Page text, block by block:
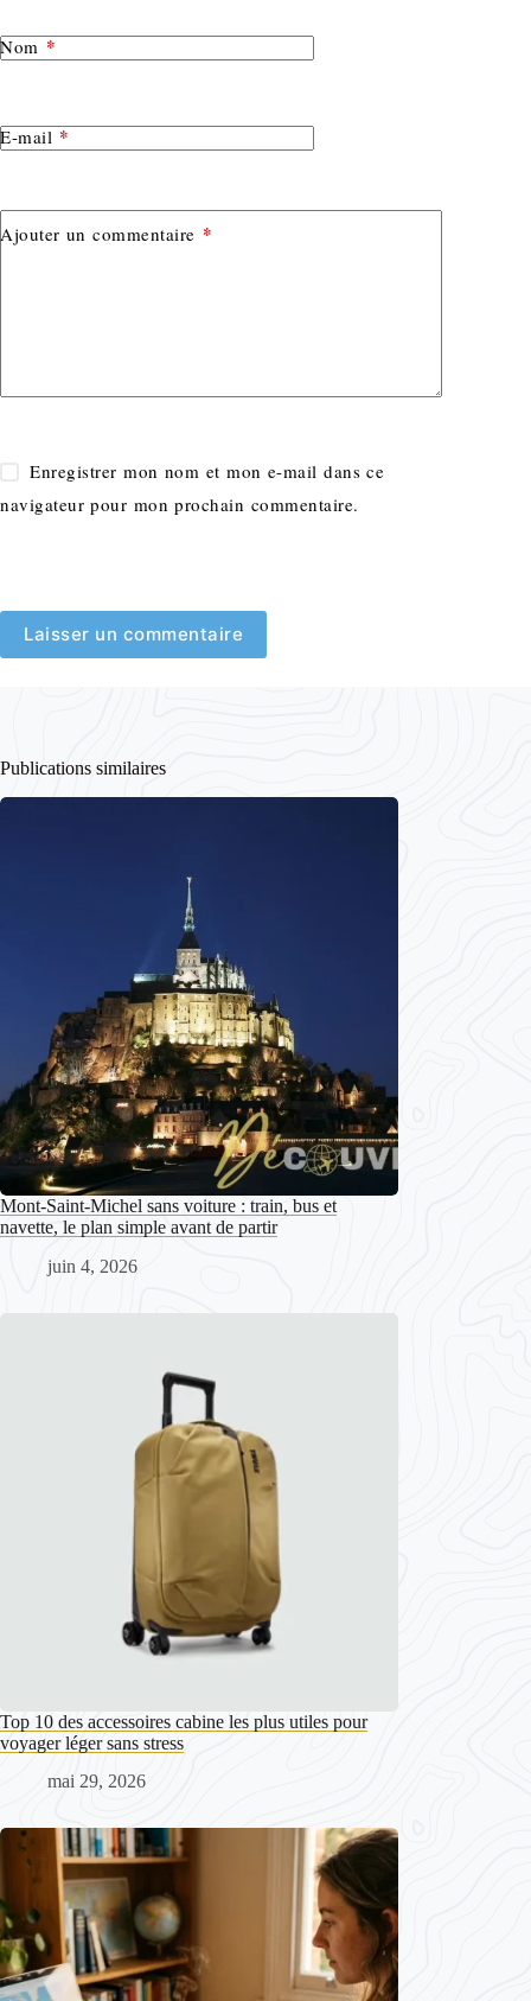
Nom *
E-mail *
Ajouter un commentaire *
Enregistrer mon nom et mon e-mail dans ce
navigateur pour mon prochain commentaire.
Laisser un commentaire
Publications similaires
Mont-Saint-Michel sans voiture : train, bus et
navette, le plan simple avant de partir
juin 4, 2026
Top 10 des accessoires cabine les plus utiles pour
voyager léger sans stress
mai 29, 2026